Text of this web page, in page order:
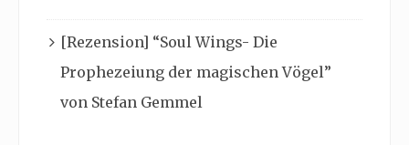
[Rezension] “Soul Wings- Die
Prophezeiung der magischen Vögel”
von Stefan Gemmel